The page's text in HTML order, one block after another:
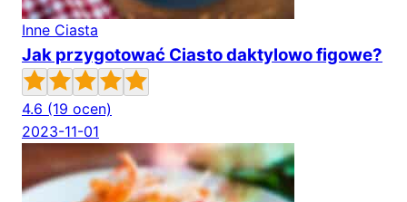
Inne Ciasta
Jak przygotować Ciasto daktylowo figowe?
4.6 (19 ocen)
2023-11-01